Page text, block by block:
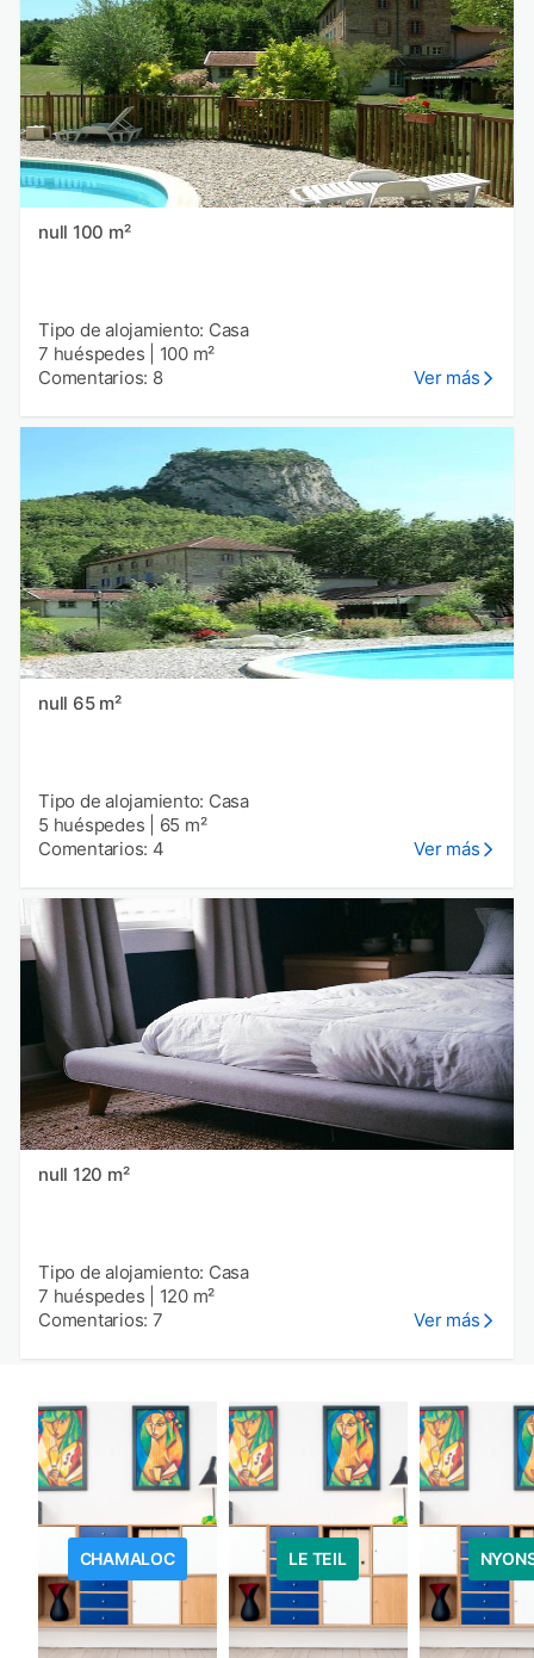
null 100 m²
Tipo de alojamiento: Casa
7 huéspedes
100 m²
Comentarios: 8
Ver más
null 65 m²
Tipo de alojamiento: Casa
5 huéspedes
65 m²
Comentarios: 4
Ver más
null 120 m²
Tipo de alojamiento: Casa
7 huéspedes
120 m²
Comentarios: 7
Ver más
CHAMALOC LE TEIL